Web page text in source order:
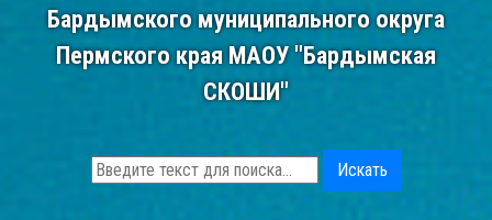
Бардымского муниципального округа
Пермского края МАОУ "Бардымская
СКОШИ"
Искать